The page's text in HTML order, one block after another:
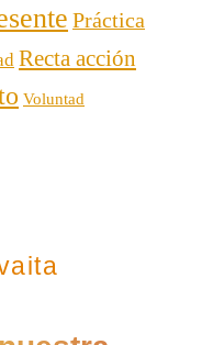
Práctica
Recta acción
Voluntad